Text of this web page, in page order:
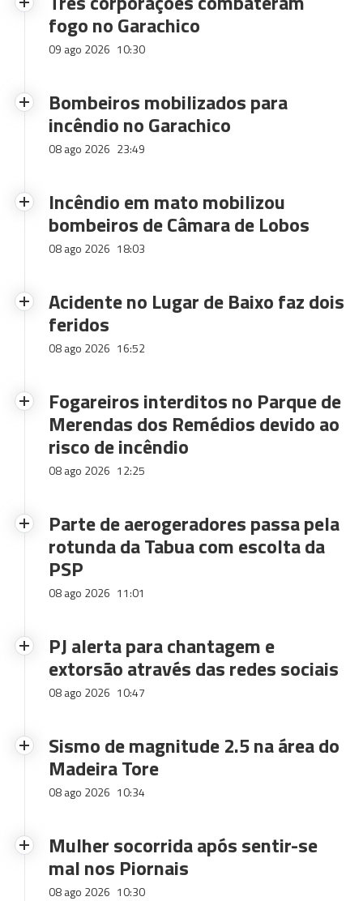
fogo no Garachico
09 ago 2026 10:30
Bombeiros mobilizados para
incêndio no Garachico
08 ago 2026 23:49
Incêndio em mato mobilizou
bombeiros de Câmara de Lobos
08 ago 2026 18:03
Acidente no Lugar de Baixo faz dois
feridos
08 ago 2026 16:52
Fogareiros interditos no Parque de
Merendas dos Remédios devido ao
risco de incêndio
08 ago 2026 12:25
Parte de aerogeradores passa pela
rotunda da Tabua com escolta da
PSP
08 ago 2026 11:01
PJ alerta para chantagem e
extorsão através das redes sociais
08 ago 2026 10:47
Sismo de magnitude 2.5 na área do
Madeira Tore
08 ago 2026 10:34
Mulher socorrida após sentir-se
mal nos Piornais
08 ago 2026 10:30